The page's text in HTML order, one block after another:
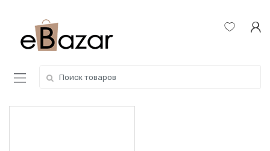
navigation
content
for: